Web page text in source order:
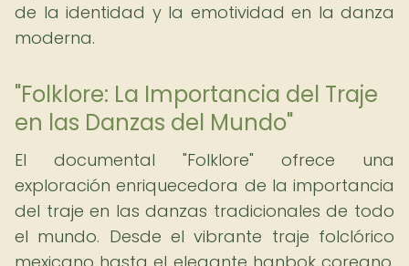
de la identidad y la emotividad en la danza
moderna.
"Folklore: La Importancia del Traje
en las Danzas del Mundo"
El documental "Folklore" ofrece una
exploración enriquecedora de la importancia
del traje en las danzas tradicionales de todo
el mundo. Desde el vibrante traje folclórico